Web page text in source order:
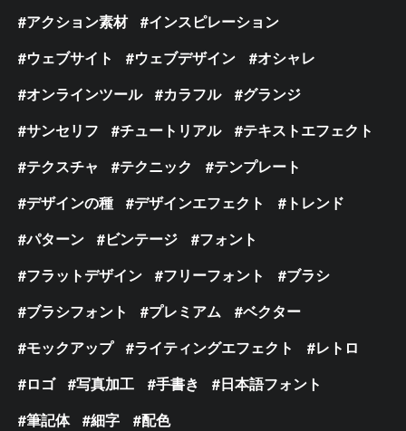
アクション素材
インスピレーション
ウェブサイト
ウェブデザイン
オシャレ
オンラインツール
カラフル
グランジ
サンセリフ
チュートリアル
テキストエフェクト
テクスチャ
テクニック
テンプレート
デザインの種
デザインエフェクト
トレンド
パターン
ビンテージ
フォント
フラットデザイン
フリーフォント
ブラシ
ブラシフォント
プレミアム
ベクター
モックアップ
ライティングエフェクト
レトロ
ロゴ
写真加工 手書き
日本語フォント
筆記体
細字 配色